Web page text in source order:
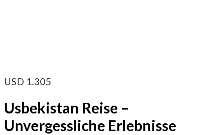
USD 1.305
Usbekistan Reise –
Unvergessliche Erlebnisse